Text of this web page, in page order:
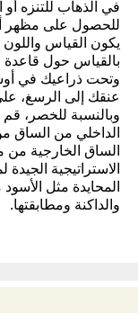
في الذهاب للتنزه أو
للحصول على مظهر
يكون القياس
بالقياس حول
وتحت ذراعيك في
عنقك إلى الرسغ،
وبالنسبة للخصر،
الداخلي من الساق
الساق الخارجية
الاستراتيجية
المحايدة مثل الأسود
والداكنة ومطابقتها.